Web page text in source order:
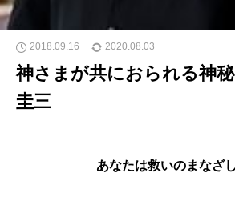
2018.09.16 2020.08.03
神さまが共におられる神秘
圭三
あなたは救いのまなざ